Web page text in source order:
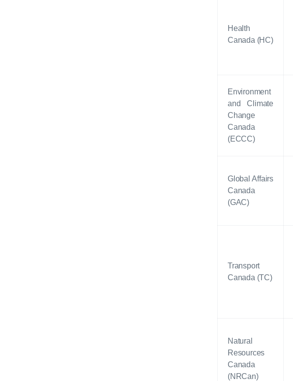
Health
Canada (HC)
Environment
and Climate
Change
Canada
(ECCC)
Global Affairs
Canada
(GAC)
Transport
Canada (TC)
Natural
Resources
Canada
(NRCan)